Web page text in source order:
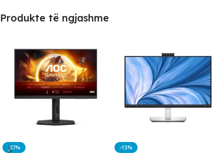
Produkte të ngjashme
-27% -13%